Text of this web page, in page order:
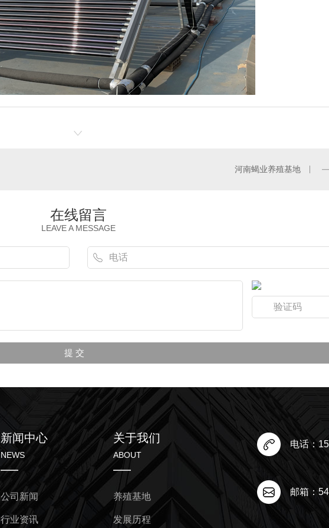
河南蝎业养殖基地
在线留言
LEAVE A MESSAGE
新闻中心
NEWS
公司新闻
行业资讯
关于我们
ABOUT
养殖基地
发展历程
电话：
邮箱：